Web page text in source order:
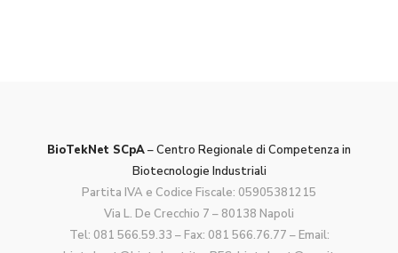
BioTekNet SCpA– Centro Regionale di Competenza in
Biotecnologie Industriali
Partita IVA e Codice Fiscale: 05905381215
Via L. De Crecchio 7 – 80138 Napoli
Tel: 081 566.59.33 – Fax: 081 566.76.77 – Email: